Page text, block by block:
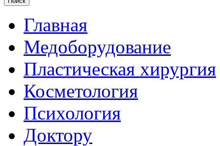
Главная
Медоборудование
Пластическая хирургия
Косметология
Психология
Доктору